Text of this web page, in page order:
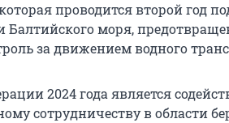
проводится второй год
Балтийского моря,
за движением водного
2024 года является
сотрудничеству в области